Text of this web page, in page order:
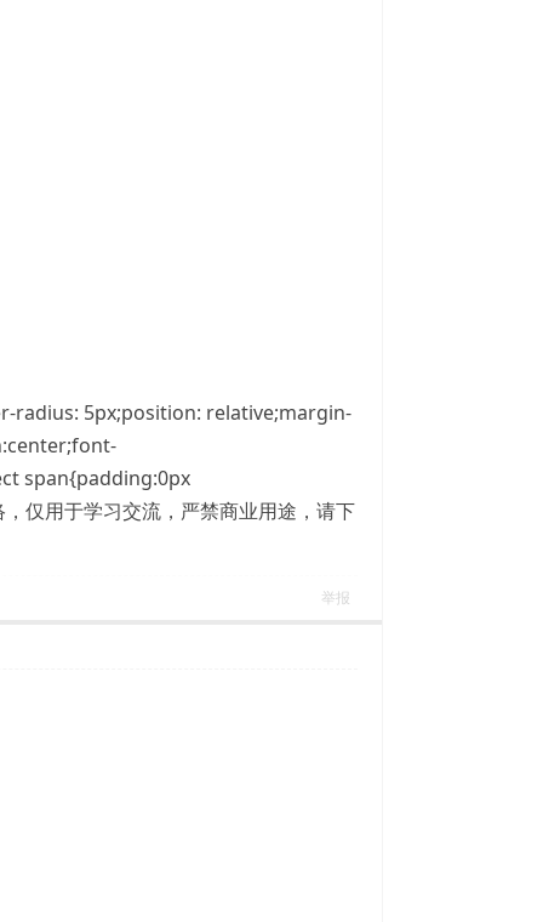
radius: 5px;position: relative;margin-
span{padding:0px
仅用于学习交流，严禁商业用途，请下
举报